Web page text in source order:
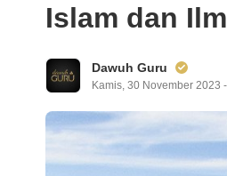
Islam dan
Dawuh Guru
Kamis, 30 November 2023